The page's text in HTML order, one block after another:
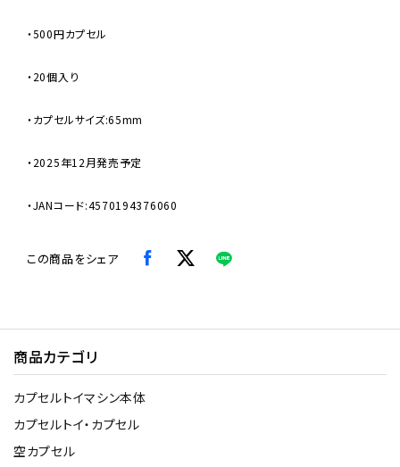
・500円カプセル
・20個入り
・カプセルサイズ:65mm
・2025年12月発売予定
・JANコード:4570194376060
この商品をシェア
商品カテゴリ
カプセルトイマシン本体
カプセルトイ・カプセル
空カプセル